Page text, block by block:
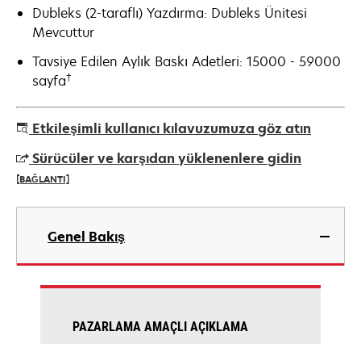
Dubleks (2-taraflı) Yazdırma: Dubleks Ünitesi
Mevcuttur
Tavsiye Edilen Aylık Baskı Adetleri: 15000 - 59000
sayfa†
Etkileşimli kullanıcı kılavuzumuza göz atın
Sürücüler ve karşıdan yüklenenlere gidin
[BAĞLANTI]
opens
new
Genel Bakış
PAZARLAMA AMAÇLI AÇIKLAMA